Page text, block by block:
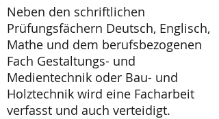
Neben den schriftlichen
Prüfungsfächern Deutsch, Englisch,
Mathe und dem berufsbezogenen
Fach Gestaltungs- und
Medientechnik oder Bau- und
Holztechnik wird eine Facharbeit
verfasst und auch verteidigt.